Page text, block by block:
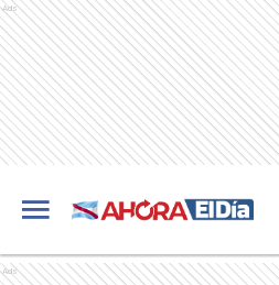
Ads
Ads